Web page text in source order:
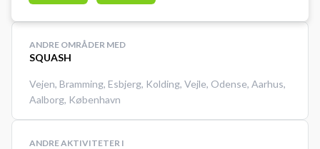
ANDRE OMRÅDER MED
SQUASH
Vejen, Bramming, Esbjerg, Kolding, Vejle, Odense, Aarhus,
Aalborg, København
ANDRE AKTIVITETER I